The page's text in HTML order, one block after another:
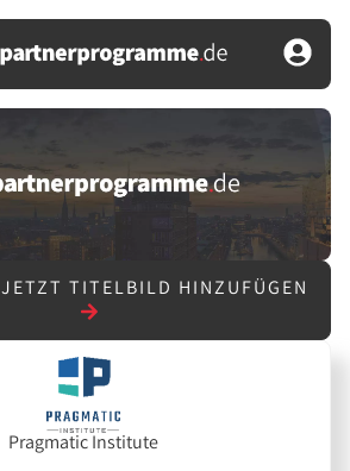
JETZT TITELBILD HINZUFÜGEN
Pragmatic Institute